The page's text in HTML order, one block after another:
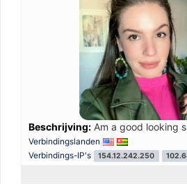
Beschrijving: Am a good looking
Verbindingslanden
Verbindings-IP's
154.12.242.250